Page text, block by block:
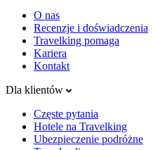
O nas
Recenzje i doświadczenia
Travelking pomaga
Kariera
Kontakt
Dla klientów
Częste pytania
Hotele na Travelking
Ubezpieczenie podróżne